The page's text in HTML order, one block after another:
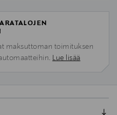
maksuttoman toimituksen
Lue lisää